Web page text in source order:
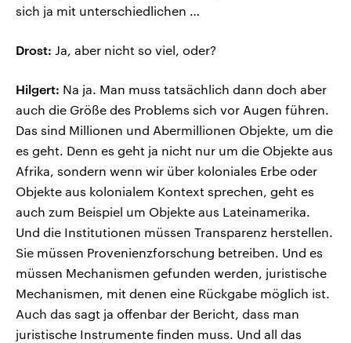
sich ja mit unterschiedlichen …
Drost: Ja, aber nicht so viel, oder?
Hilgert: Na ja. Man muss tatsächlich dann doch aber
auch die Größe des Problems sich vor Augen führen.
Das sind Millionen und Abermillionen Objekte, um die
es geht. Denn es geht ja nicht nur um die Objekte aus
Afrika, sondern wenn wir über koloniales Erbe oder
Objekte aus kolonialem Kontext sprechen, geht es
auch zum Beispiel um Objekte aus Lateinamerika.
Und die Institutionen müssen Transparenz herstellen.
Sie müssen Provenienzforschung betreiben. Und es
müssen Mechanismen gefunden werden, juristische
Mechanismen, mit denen eine Rückgabe möglich ist.
Auch das sagt ja offenbar der Bericht, dass man
juristische Instrumente finden muss. Und all das